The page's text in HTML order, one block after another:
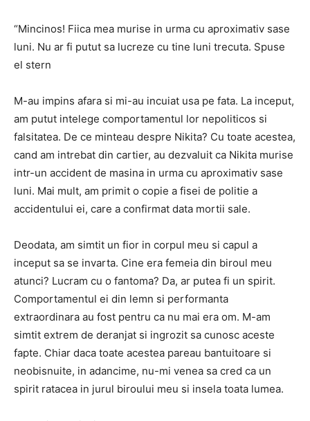
“Mincinos! Fiica mea murise in urma cu aproximativ sase
luni. Nu ar fi putut sa lucreze cu tine luni trecuta. Spuse
el stern
M-au impins afara si mi-au incuiat usa pe fata. La inceput,
am putut intelege comportamentul lor nepoliticos si
falsitatea. De ce minteau despre Nikita? Cu toate acestea,
cand am intrebat din cartier, au dezvaluit ca Nikita murise
intr-un accident de masina in urma cu aproximativ sase
luni. Mai mult, am primit o copie a fisei de politie a
accidentului ei, care a confirmat data mortii sale.
Deodata, am simtit un fior in corpul meu si capul a
inceput sa se invarta. Cine era femeia din biroul meu
atunci? Lucram cu o fantoma? Da, ar putea fi un spirit.
Comportamentul ei din lemn si performanta
extraordinara au fost pentru ca nu mai era om. M-am
simtit extrem de deranjat si ingrozit sa cunosc aceste
fapte. Chiar daca toate acestea pareau bantuitoare si
neobisnuite, in adancime, nu-mi venea sa cred ca un
spirit ratacea in jurul biroului meu si insela toata lumea.